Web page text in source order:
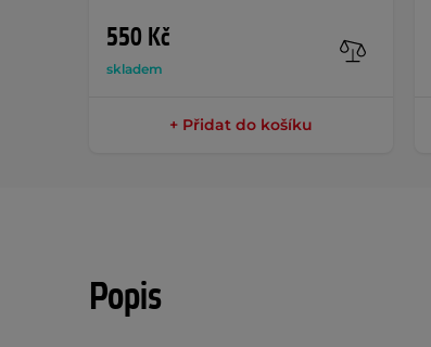
550 Kč
skladem
+ Přidat do košíku
Popis